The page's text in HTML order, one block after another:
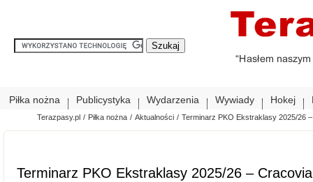
Piłka nożna Publicystyka Wydarzenia Wywiady Hokej
Terazpasy.pl / Piłka nożna / Aktualności / Terminarz PKO Ekstraklasy 2025/26
Terminarz PKO Ekstraklasy 2025/26 –